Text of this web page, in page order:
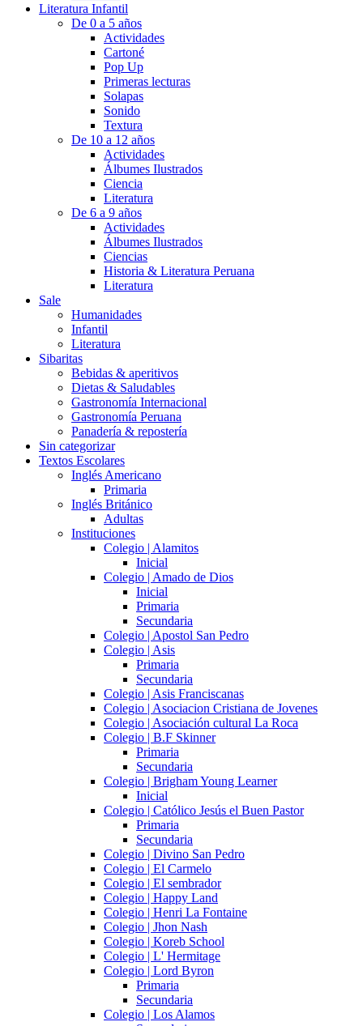
Literatura Infantil
De 0 a 5 años
Actividades
Cartoné
Pop Up
Primeras lecturas
Solapas
Sonido
Textura
De 10 a 12 años
Actividades
Álbumes Ilustrados
Ciencia
Literatura
De 6 a 9 años
Actividades
Álbumes Ilustrados
Ciencias
Historia & Literatura Peruana
Literatura
Sale
Humanidades
Infantil
Literatura
Sibaritas
Bebidas & aperitivos
Dietas & Saludables
Gastronomía Internacional
Gastronomía Peruana
Panadería & repostería
Sin categorizar
Textos Escolares
Inglés Americano
Primaria
Inglés Británico
Adultas
Instituciones
Colegio | Alamitos
Inicial
Colegio | Amado de Dios
Inicial
Primaria
Secundaria
Colegio | Apostol San Pedro
Colegio | Asis
Primaria
Secundaria
Colegio | Asis Franciscanas
Colegio | Asociacion Cristiana de Jovenes
Colegio | Asociación cultural La Roca
Colegio | B.F Skinner
Primaria
Secundaria
Colegio | Brigham Young Learner
Inicial
Colegio | Católico Jesús el Buen Pastor
Primaria
Secundaria
Colegio | Divino San Pedro
Colegio | El Carmelo
Colegio | El sembrador
Colegio | Happy Land
Colegio | Henri La Fontaine
Colegio | Jhon Nash
Colegio | Koreb School
Colegio | L' Hermitage
Colegio | Lord Byron
Primaria
Secundaria
Colegio | Los Alamos